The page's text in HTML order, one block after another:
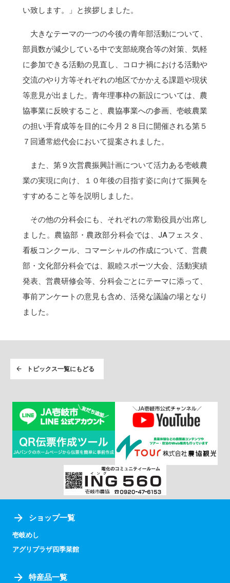
い致します。」と挨拶しました。
大きなテーマの一つの今後の青年部活動について、
部員数が減少している中で支部統廃合等の対策、気軽
に参加できる活動の見直し、コロナ禍における活動や
交流のやり方等それぞれの地区でかかえる課題や現状
等意見が出ました。青年理事枠の新設については、農
協事業に反映すること、農協事業への参画、壱岐農業
の担い手育成等を目的に今月２８日に開催される第５
７回通常総代会において提案されました。
また、第９次営農振興計画について活力ある壱岐農
業の実現に向け、１０年後の目指す姿に向けて振興を
すすめること等を説明しました。
その他の分科会にも、それぞれの常勤役員が出席し
ました。農協部・農政部分科会では、JAフェスタ、
看板コンクール、コマーシャルの作成について、営農
部・文化部分科会では、親睦スポーツ大会、活動実績
発表、営農研修会等、分科会ごとにテーマに添って、
事前アンケートの意見も含め、活発な議論の場となり
ました。
トピックス一覧にもどる
ショップ一覧
壱岐めし
アグリプラザ四季菜館
特産品一覧